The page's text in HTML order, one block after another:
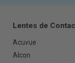
Lentes de
Acuvue
Alcon